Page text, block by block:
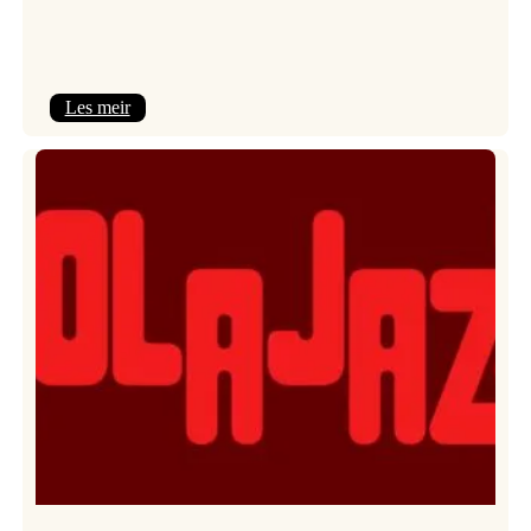
Les meir: